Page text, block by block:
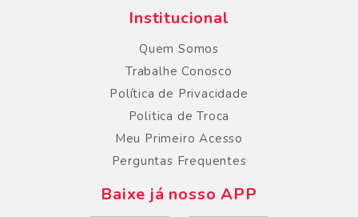
Institucional
Quem Somos
Trabalhe Conosco
Política de Privacidade
Politica de Troca
Meu Primeiro Acesso
Perguntas Frequentes
Baixe já nosso APP